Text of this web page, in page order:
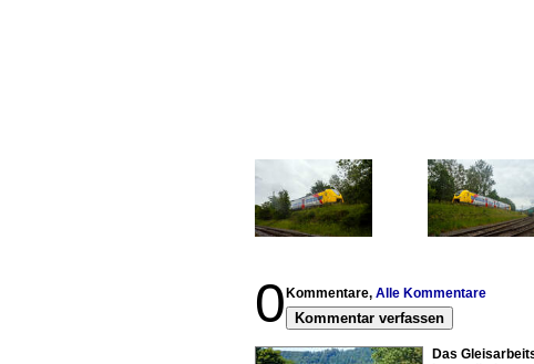
0 Kommentare, Alle Kommentare
Kommentar verfassen
Das